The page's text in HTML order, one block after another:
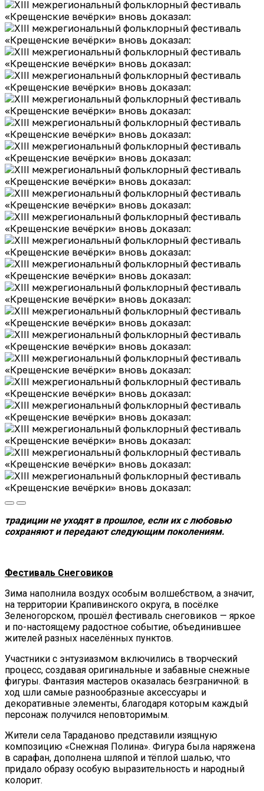
традиции не уходят в прошлое, если их с любовью
сохраняют и передаютследующим поколениям.
Фестиваль Снеговиков
Зима наполнила воздух особым волшебством, а значит,
на территории Крапивинского округа, в посёлке
Зеленогорском, прошёл фестиваль снеговиков — яркое
и по-настоящему радостное событие, объединившее
жителей разных населённых пунктов.
Участники с энтузиазмом включились в творческий
процесс, создавая оригинальные и забавные снежные
фигуры. Фантазия мастеров оказалась безграничной: в
ход шли самые разнообразные аксессуары и
декоративные элементы, благодаря которым каждый
персонаж получился неповторимым.
Жители села Тараданово представили изящную
композицию «Снежная Полина». Фигура была наряжена
в сарафан, дополнена шляпой и тёплой шалью, что
придало образу особую выразительность и народный
колорит.